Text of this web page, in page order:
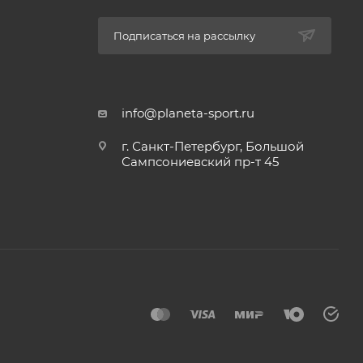
Подписаться на рассылку
info@planeta-sport.ru
г. Санкт-Петербург, Большой
Сампсониевский пр-т 45